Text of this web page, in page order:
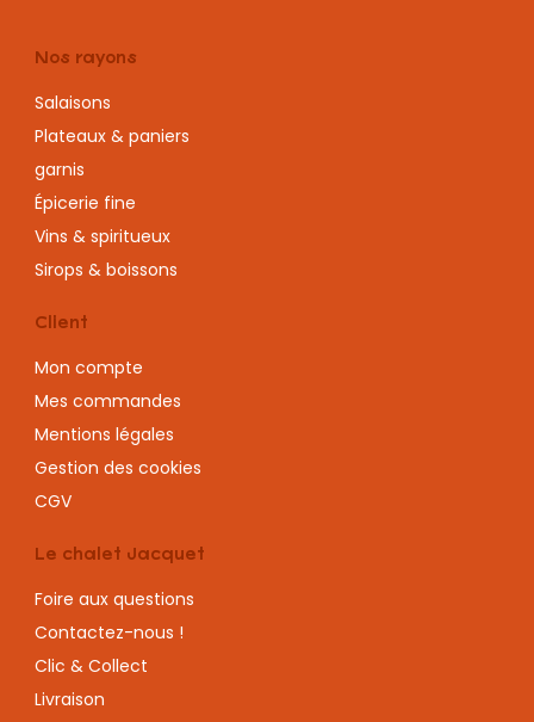
Nos rayons
Salaisons
Plateaux & paniers
garnis
Épicerie fine
Vins & spiritueux
Sirops & boissons
Client
Mon compte
Mes commandes
Mentions légales
Gestion des cookies
CGV
Le chalet Jacquet
Foire aux questions
Contactez-nous !
Clic & Collect
Livraison